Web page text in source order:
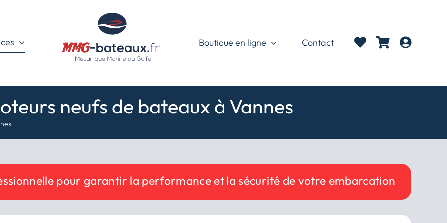
Boutique en ligne Contact
neufs de bateaux à Vannes
pour garantir la performance et la sécurité de votre embarcation